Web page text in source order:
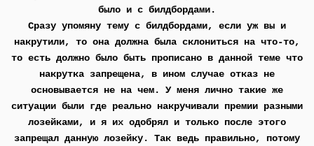
было и с билдбордами.
Сразу упомяну тему с билдбордами, если уж вы и
накрутили, то она должна была склониться на что-то,
то есть должно было быть прописано в данной теме что
накрутка запрещена, в ином случае отказ не
основывается не на чем. У меня лично такие же
ситуации были где реально накручивали премии разными
лозейками, и я их одобрял и только после этого
запрещал данную лозейку. Так ведь правильно, потому